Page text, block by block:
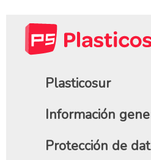
Plasticosur
Información
Protección de